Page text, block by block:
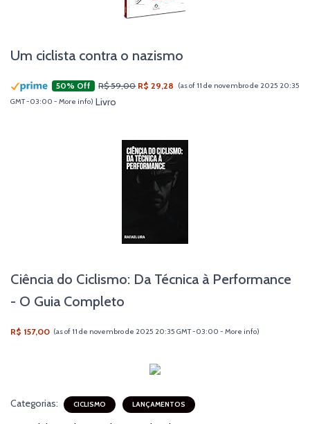
Um ciclista contra o nazismo
50% Off R$ 59,00 R$ 29,28
(as of 11 de novembro de 2025 20:35
GMT -03:00 - More info) Livro
Ciência do Ciclismo: Da Técnica à Performance
- O Guia Completo
R$ 157,00 (as of 11 de novembro de 2025 20:35 GMT -03:00 -More info)
Categorias: CICLISMO LANÇAMENTOS